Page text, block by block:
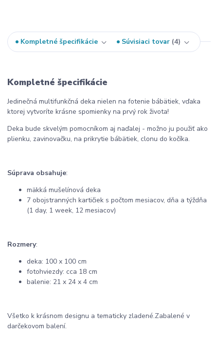
Kompletné špecifikácie Súvisiaci tovar 4
Kompletné špecifikácie
Jedinečná multifunkčná deka nielen na fotenie bábätiek, vďaka
ktorej vytvoríte krásne spomienky na prvý rok života!
Deka bude skvelým pomocníkom aj naďalej - možno ju použiť ako
plienku, zavinovačku, na prikrytie bábätiek, clonu do kočíka.
Súprava obsahuje:
mäkká mušelínová deka
7 obojstranných kartičiek s počtom mesiacov, dňa a týždňa
(1 day, 1 week, 12 mesiacov)
Rozmery:
deka: 100 x 100 cm
fotohviezdy: cca 18 cm
balenie: 21 x 24 x 4 cm
Všetko k krásnom designu a tematicky zladené.Zabalené v
darčekovom balení.